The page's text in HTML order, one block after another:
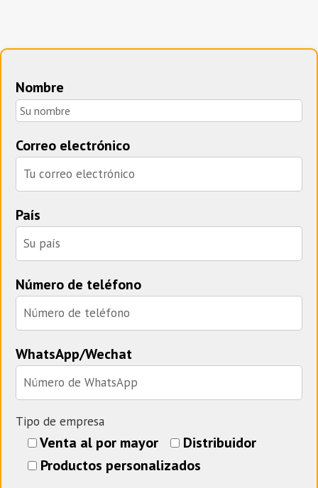
Nombre
Correo electrónico
País
Número de teléfono
WhatsApp/Wechat
Tipo de empresa
Venta al por mayor
Distribuidor
Productos personalizados